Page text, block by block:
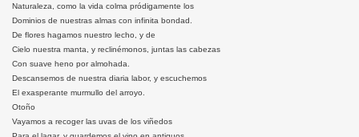
Naturaleza, como la vida colma pródigamente los
Dominios de nuestras almas con infinita bondad.
De flores hagamos nuestro lecho, y de
Cielo nuestra manta, y reclinémonos, juntas las cabezas
Con suave heno por almohada.
Descansemos de nuestra diaria labor, y escuchemos
El exasperante murmullo del arroyo.
Otoño
Vayamos a recoger las uvas de los viñedos